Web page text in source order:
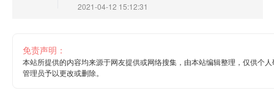
2021-04-12 15:12:31
免责声明：
本站所提供的内容均来源于网友提供或网络搜集，由本站编辑整理，仅供个
管理员予以更改或删除。